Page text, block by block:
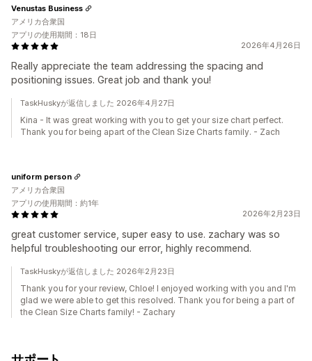
2026年4月26日
Really appreciate the team addressing the spacing and
positioning issues. Great job and thank you!
Venustas Business
アメリカ合衆国
アプリの使用期間：18日
TaskHuskyが返信しました 2026年4月27日
Kina - It was great working with you to get your size chart perfect.
Thank you for being apart of the Clean Size Charts family. - Zach
2026年2月23日
great customer service, super easy to use. zachary was so
helpful troubleshooting our error, highly recommend.
uniform person
アメリカ合衆国
アプリの使用期間：約1年
TaskHuskyが返信しました 2026年2月23日
Thank you for your review, Chloe! I enjoyed working with you and I'm
glad we were able to get this resolved. Thank you for being a part of
the Clean Size Charts family! - Zachary